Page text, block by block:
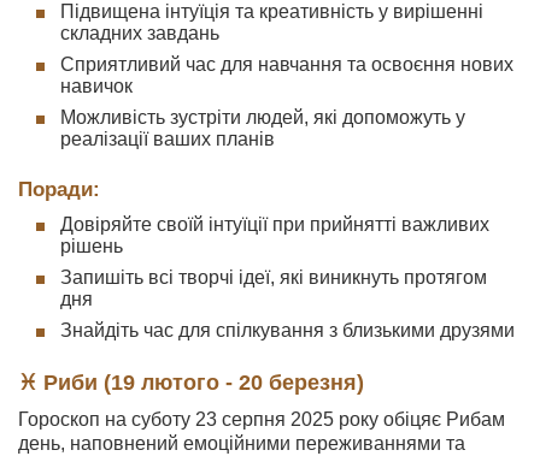
Підвищена інтуїція та креативність у вирішенні
складних завдань
Сприятливий час для навчання та освоєння нових
навичок
Можливість зустріти людей, які допоможуть у
реалізації ваших планів
Поради:
Довіряйте своїй інтуїції при прийнятті важливих
рішень
Запишіть всі творчі ідеї, які виникнуть протягом
дня
Знайдіть час для спілкування з близькими друзями
♓ Риби (19 лютого - 20 березня)
Гороскоп на суботу 23 серпня 2025 року обіцяє Рибам
день, наповнений емоційними переживаннями та